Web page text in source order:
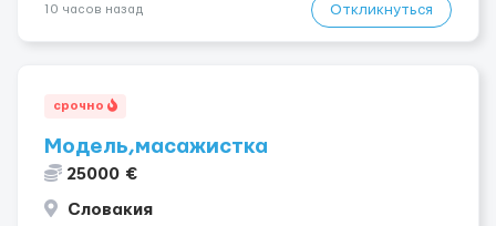
10 часов назад Откликнуться
срочно
Модель,масажистка
25000 €
Словакия